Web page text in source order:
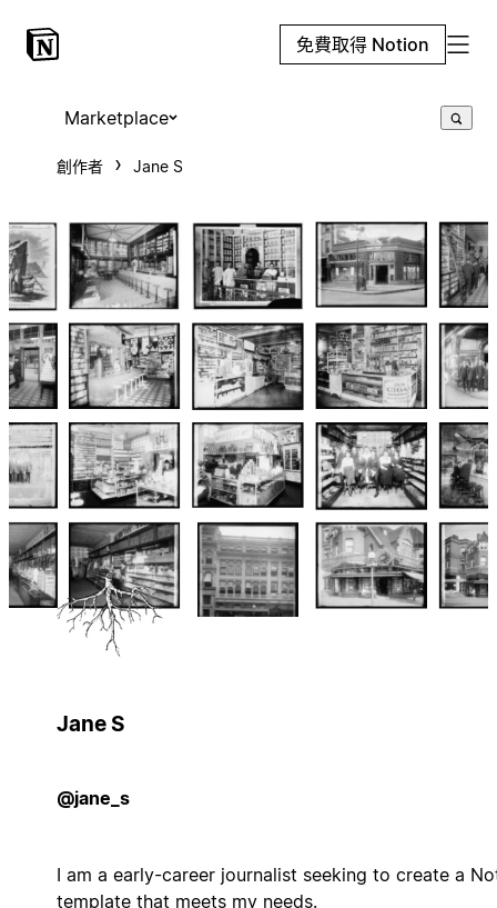
免費取得 Notion
Marketplace
創作者 Jane S
Jane S
@jane_s
I am a early-career journalist seeking to create a
template that meets my needs.